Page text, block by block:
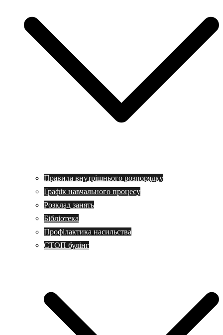
Правила внутрішнього розпорядку
Графік навчального процесу
Розклад занять
Бібліотека
Профілактика насильства
СТОП булінг